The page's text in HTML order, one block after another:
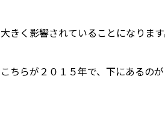
大きく影響されていることになります
こちらが２０１５年で、下にあるのが